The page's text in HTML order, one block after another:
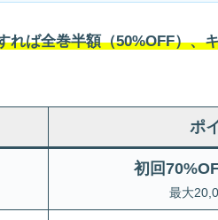
れば全巻半額（50%OFF）、
ポ
初回
最大